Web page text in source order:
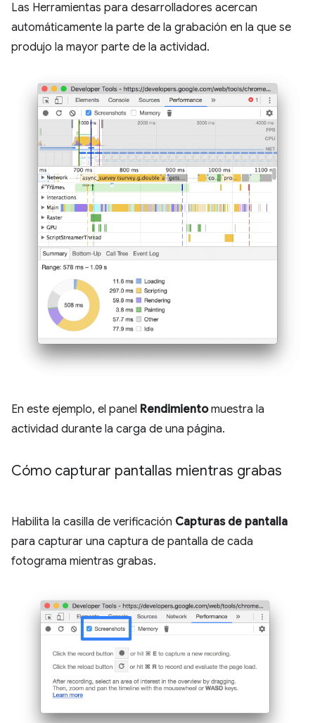
Las Herramientas para desarrolladores acercan
automáticamente la parte de la grabación en la que se
produjo la mayor parte de la actividad.
En este ejemplo, el panel Rendimientomuestra la
actividad durante la carga de una página.
Cómo capturar pantallas mientras grabas
Habilita la casilla de verificación Capturas de pantalla
para capturar una captura de pantalla de cada
fotograma mientras grabas.